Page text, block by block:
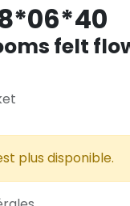
felt
plus disponible.